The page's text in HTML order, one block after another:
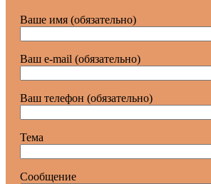
Ваше имя (обязательно)
Ваш e-mail (обязательно)
Ваш телефон (обязательно)
Тема
Сообщение